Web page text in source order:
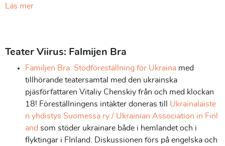
Läs mer
Teater Viirus: Falmijen Bra
Familjen Bra: Stödföreställning för Ukraina med
tillhörande teatersamtal med den ukrainska
pjäsförfattaren Vitaliy Chenskiy från och med klockan
18! Föreställningens intäkter doneras till Ukrainalaiste
n yhdistys Suomessa ry / Ukrainian Association in Finl
and som stöder ukrainare både i hemlandet och i
flyktingar i FInland. Diskussionen förs på engelska och